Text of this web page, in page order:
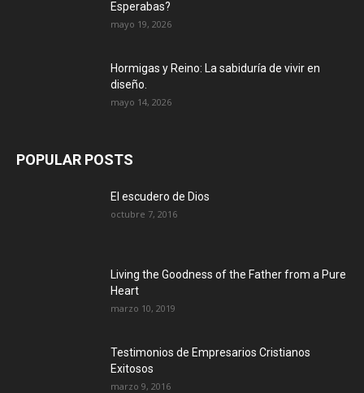
Esperabas?
mayo 19, 2026
Hormigas y Reino: La sabiduría de vivir en
diseño.
mayo 14, 2026
POPULAR POSTS
El escudero de Dios
octubre 7, 2016
Living the Goodness of the Father from a Pure
Heart
marzo 10, 2019
Testimonios de Empresarios Cristianos
Exitosos
marzo 9, 2016